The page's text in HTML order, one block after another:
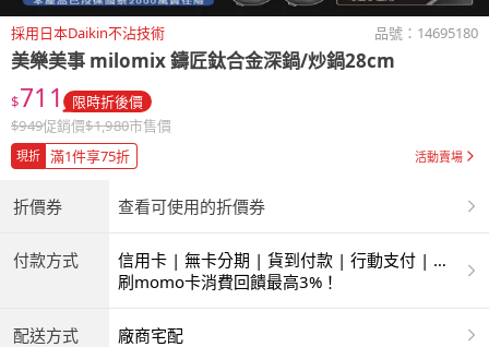
採用日本Daikin不沾技術 品號： 14695180
美樂美事 milomix鑄匠鈦合金深鍋/炒鍋28cm
$711 限時折後價
$949促銷價$1,980市售價
現折 滿1件享75折 活動賣場
折價券 查看可使用的折價券
付款方式
信用卡 | 無卡分期 | 貨到付款 | 行動支付 | 超
商付款 | ATM | 銀聯卡
刷momo卡消費回饋最高3%！
配送方式 廠商宅配